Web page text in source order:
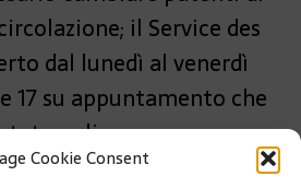
Cookie Consent
il Service des
dal lunedì al venerdì
17 su appuntamento che
online:
stc-rdv/